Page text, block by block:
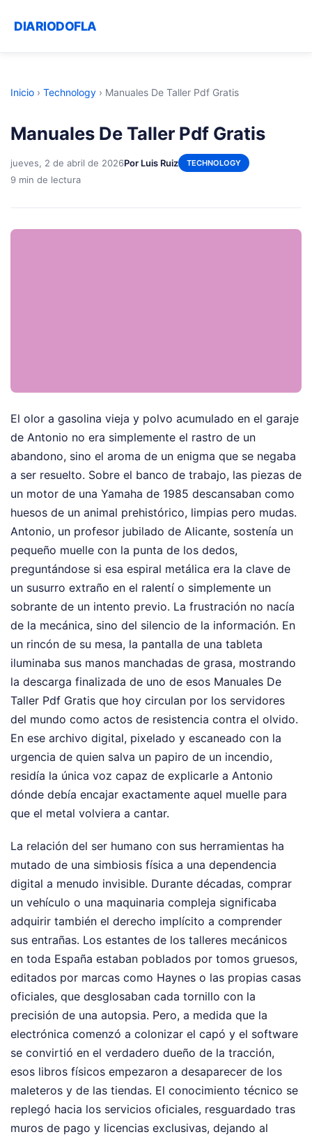
DIARIODOFLA
Inicio › Technology › Manuales De Taller Pdf Gratis
Manuales De Taller Pdf Gratis
jueves, 2 de abril de 2026Por Luis Ruiz TECHNOLOGY
9 min de lectura
El olor a gasolina vieja y polvo acumulado en el garaje
de Antonio no era simplemente el rastro de un
abandono, sino el aroma de un enigma que se negaba
a ser resuelto. Sobre el banco de trabajo, las piezas de
un motor de una Yamaha de 1985 descansaban como
huesos de un animal prehistórico, limpias pero mudas.
Antonio, un profesor jubilado de Alicante, sostenía un
pequeño muelle con la punta de los dedos,
preguntándose si esa espiral metálica era la clave de
un susurro extraño en el ralentí o simplemente un
sobrante de un intento previo. La frustración no nacía
de la mecánica, sino del silencio de la información. En
un rincón de su mesa, la pantalla de una tableta
iluminaba sus manos manchadas de grasa, mostrando
la descarga finalizada de uno de esos Manuales De
Taller Pdf Gratis que hoy circulan por los servidores
del mundo como actos de resistencia contra el olvido.
En ese archivo digital, pixelado y escaneado con la
urgencia de quien salva un papiro de un incendio,
residía la única voz capaz de explicarle a Antonio
dónde debía encajar exactamente aquel muelle para
que el metal volviera a cantar.
La relación del ser humano con sus herramientas ha
mutado de una simbiosis física a una dependencia
digital a menudo invisible. Durante décadas, comprar
un vehículo o una maquinaria compleja significaba
adquirir también el derecho implícito a comprender
sus entrañas. Los estantes de los talleres mecánicos
en toda España estaban poblados por tomos gruesos,
editados por marcas como Haynes o las propias casas
oficiales, que desglosaban cada tornillo con la
precisión de una autopsia. Pero, a medida que la
electrónica comenzó a colonizar el capó y el software
se convirtió en el verdadero dueño de la tracción,
esos libros físicos empezaron a desaparecer de los
maleteros y de las tiendas. El conocimiento técnico se
replegó hacia los servicios oficiales, resguardado tras
muros de pago y licencias exclusivas, dejando al